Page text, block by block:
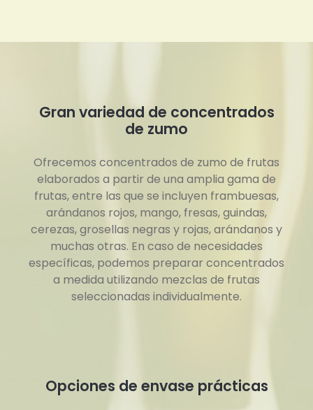
Gran variedad de concentrados
de zumo
Ofrecemos concentrados de zumo de frutas
elaborados a partir de una amplia gama de
frutas, entre las que se incluyen frambuesas,
arándanos rojos, mango, fresas, guindas,
cerezas, grosellas negras y rojas, arándanos y
muchas otras. En caso de necesidades
específicas, podemos preparar concentrados
a medida utilizando mezclas de frutas
seleccionadas individualmente.
Opciones de envase prácticas